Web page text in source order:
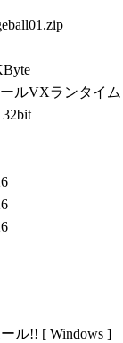
ルVXランタイム
ル!! [ Windows ]